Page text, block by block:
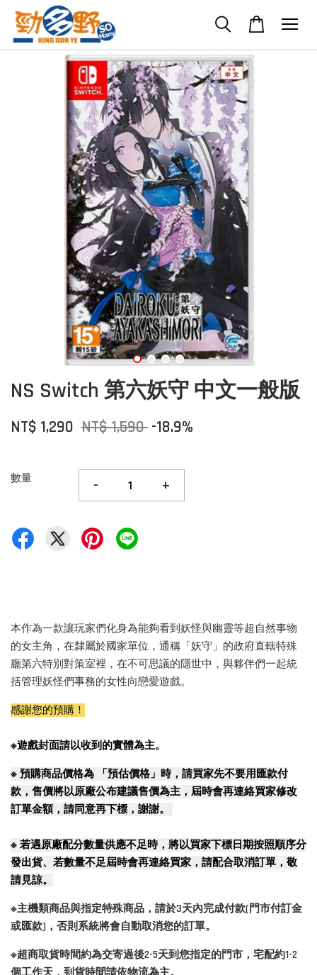
NS Switch 第六妖守 中文一般版
NT$ 1,290 NT$ 1,590 -18.9%
數量 - +
本作為一款讓玩家們化身為能夠看到妖怪與幽靈等超自然事物
的女主角，在隸屬於國家單位，通稱「妖守」的政府直轄特殊
廳第六特別對策室裡，在不可思議的隱世中，與夥伴們一起統
括管理妖怪們事務的女性向戀愛遊戲。
感謝您的預購！
※遊戲封面請以收到的實體為主。
※ 預購商品價格為 「預估價格」時，請買家先不要用匯款付
款，售價將以原廠公布建議售價為主，屆時會再連絡買家修改
訂單金額，請同意再下標，謝謝。
※ 若遇原廠配分數量供應不足時，將以買家下標日期按照順序分
發出貨、若數量不足屆時會再連絡買家，請配合取消訂單，敬
請見諒。
※主機類商品與指定特殊商品，請於3天內完成付款(門市付訂金
或匯款)，否則系統將會自動取消您的訂單。
※超商取貨時間約為交寄過後2-5天到您指定的門市，宅配約1-2